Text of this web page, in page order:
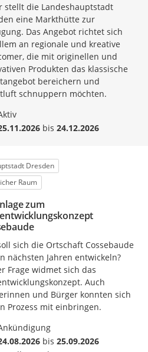
stellt die Landeshauptstadt
eine Markthütte zur
Das Angebot richtet sich
an regionale und kreative
die mit originellen und
Produkten das klassische
bereichern und
schnuppern möchten.
bis 24.12.2026
Dresden
Raum
zum
sich die Ortschaft Cossebaude
nächsten Jahren entwickeln?
Frage widmet sich das
Auch
und Bürger konnten sich
Prozess mit einbringen.
bis 25.09.2026